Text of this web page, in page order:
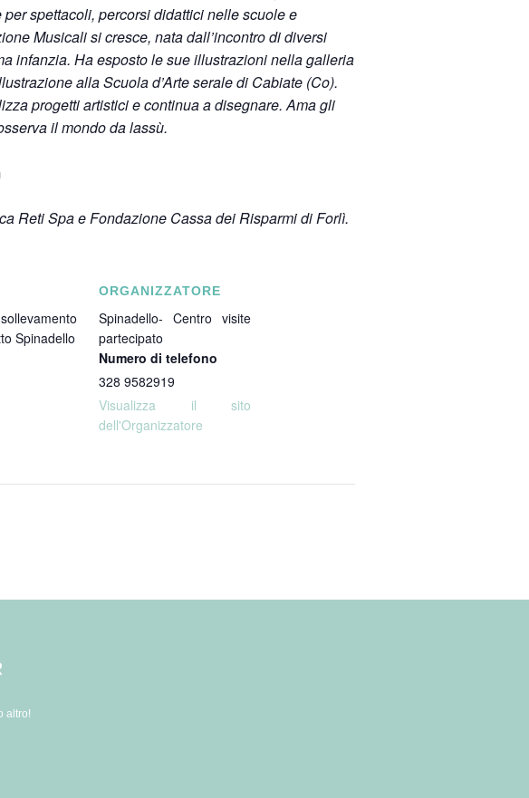
spettacoli, percorsi didattici nelle scuole e
Musicali si cresce, nata dall’incontro di diversi
infanzia. Ha esposto le sue illustrazioni nella galleria
alla Scuola d’Arte serale di Cabiate (Co).
progetti artistici e continua a disegnare.Ama gli
il mondo da lassù.
Reti Spa e Fondazione Cassa dei Risparmi di Forlì.
Spinadello
ORGANIZZATORE
Spinadello- Centro visite
partecipato
Numero di telefono
328 9582919
Visualizza il sito
dell'Organizzatore
altro!